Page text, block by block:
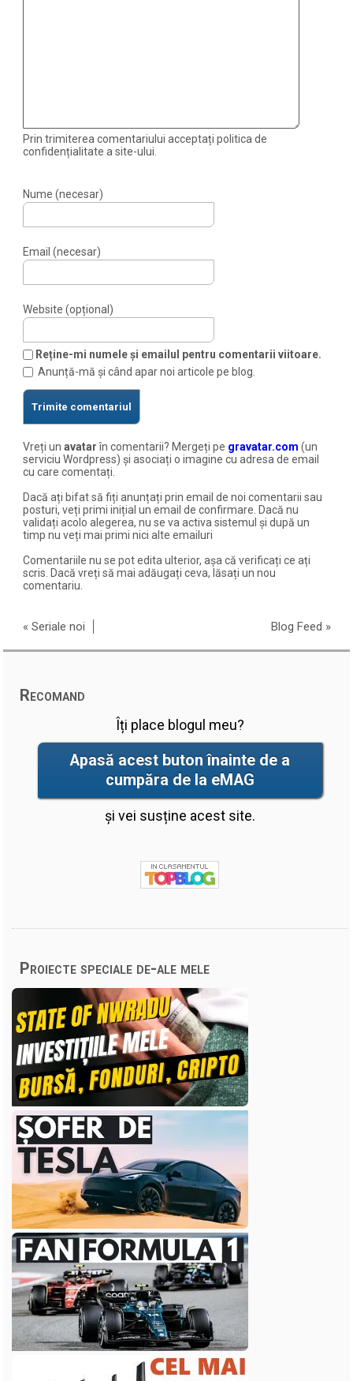
Prin trimiterea comentariului acceptați politica de
confidențialitate a site-ului.
Nume (necesar)
Email (necesar)
Website (opțional)
Reține-mi numele și emailul pentru comentarii viitoare.
Anunță-mă și când apar noi articole pe blog.
Vreți unavatarîn comentarii? Mergeți pe gravatar.com (un
serviciu Wordpress) și asociați o imagine cu adresa de email
cu care comentați.
Dacă ați bifat să fiți anunțați prin email de noi comentarii sau
posturi, veți primi inițial un email de confirmare. Dacă nu
validați acolo alegerea, nu se va activa sistemul și după un
timp nu veți mai primi nici alte emailuri
Comentariile nu se pot edita ulterior, așa că verificați ce ați
scris. Dacă vreți să mai adăugați ceva, lăsați un nou
comentariu.
«Seriale noi Blog Feed »
Recomand
Îți place blogul meu?
Apasă acest buton înainte de a
cumpăra de la eMAG
și vei susține acest site.
Proiecte speciale de-ale mele